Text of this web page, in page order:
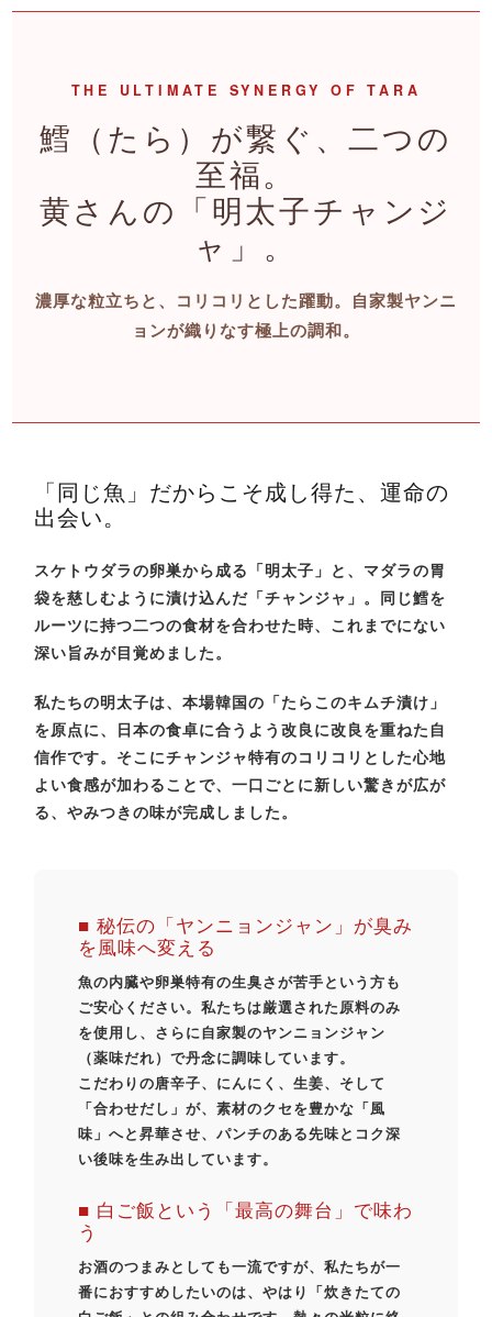
THE ULTIMATE SYNERGY OF TARA
鱈（たら）が繋ぐ、二つの
至福。
黄さんの「明太子チャンジ
ャ」。
濃厚な粒立ちと、コリコリとした躍動。自家製ヤンニ
ョンが織りなす極上の調和。
「同じ魚」だからこそ成し得た、運命の
出会い。
スケトウダラの卵巣から成る「明太子」と、マダラの胃
袋を慈しむように漬け込んだ「チャンジャ」。同じ鱈を
ルーツに持つ二つの食材を合わせた時、これまでにない
深い旨みが目覚めました。
私たちの明太子は、本場韓国の「たらこのキムチ漬け」
を原点に、日本の食卓に合うよう改良に改良を重ねた自
信作です。そこにチャンジャ特有のコリコリとした心地
よい食感が加わることで、一口ごとに新しい驚きが広が
る、やみつきの味が完成しました。
■ 秘伝の「ヤンニョンジャン」が臭み
を風味へ変える
魚の内臓や卵巣特有の生臭さが苦手という方も
ご安心ください。私たちは厳選された原料のみ
を使用し、さらに自家製のヤンニョンジャン
（薬味だれ）で丹念に調味しています。
こだわりの唐辛子、にんにく、生姜、そして
「合わせだし」が、素材のクセを豊かな「風
味」へと昇華させ、パンチのある先味とコク深
い後味を生み出しています。
■ 白ご飯という「最高の舞台」で味わ
う
お酒のつまみとしても一流ですが、私たちが一
番におすすめしたいのは、やはり「炊きたての